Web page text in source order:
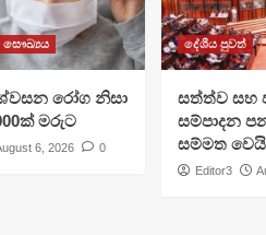
සෞඛ්‍යය
ශ්වසන රෝග නිසා
මරුට
6, 2026 0
දේශීය පුවත්
සත්ත්ව සහ
සම්පාදන
සම්මත වෙයි
Editor3